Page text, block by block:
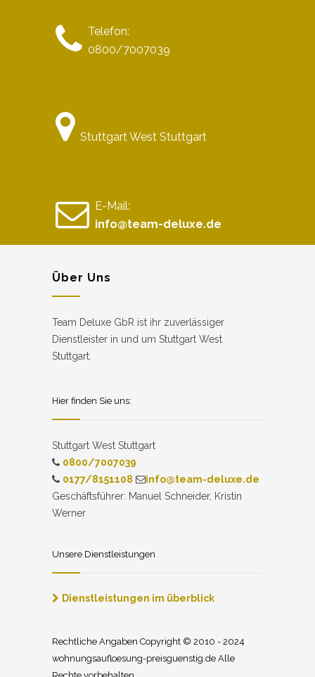
Telefon:
0800/7007039
Stuttgart West Stuttgart
E-Mail:
info@team-deluxe.de
Über Uns
Team Deluxe GbR ist ihr zuverlässiger
Dienstleister in und um Stuttgart West
Stuttgart.
Hier finden Sie uns:
Stuttgart West Stuttgart
0800/7007039
0177/8151108
info@team-deluxe.de
Geschäftsführer: Manuel Schneider, Kristin
Werner
Unsere Dienstleistungen
Dienstleistungen im überblick
Rechtliche Angaben Copyright © 2010 - 2024
wohnungsaufloesung-preisguenstig.de Alle